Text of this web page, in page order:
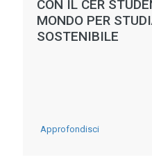
CON IL CER
MONDO PER
SOSTENIBILE
Approfondisci-